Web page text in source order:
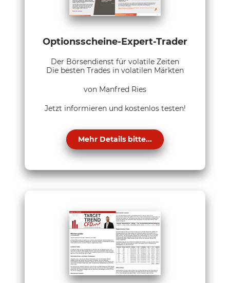
Optionsscheine-Expert-Trader
Der Börsendienst für volatile Zeiten
Die besten Trades in volatilen Märkten
von Manfred Ries
Jetzt informieren und kostenlos testen!
Mehr Details bitte...